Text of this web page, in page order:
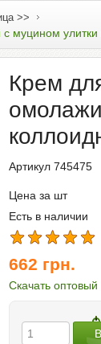
>>
улитки
Крем
Артикул 745475
Цена за шт
Есть в наличии
662 грн.
Скачать оптовый